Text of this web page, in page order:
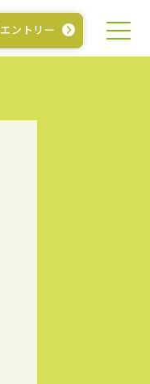
エントリー